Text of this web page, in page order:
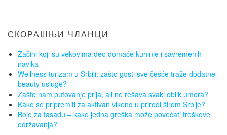
СКОРАШЊИ ЧЛАНЦИ
Začini koji su vekovima deo domaće kuhinje i savremenih
navika
Wellness turizam u Srbiji: zašto gosti sve češće traže dodatne
beauty usluge?
Zašto nam putovanje prija, ali ne rešava svaki oblik umora?
Kako se pripremiti za aktivan vikend u prirodi širom Srbije?
Boje za fasadu – kako jedna greška može povećati troškove
održavanja?